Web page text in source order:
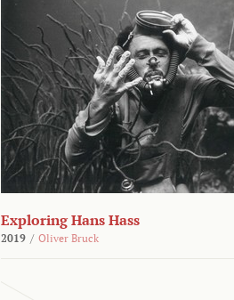
Exploring Hans Hass
2019 / Oliver Bruck